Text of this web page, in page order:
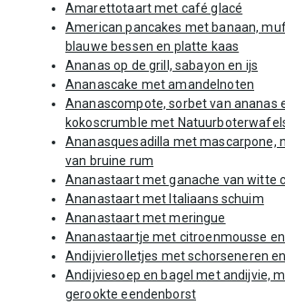
Amarettotaart met café glacé
American pancakes met banaan,
blauwe bessen en platte kaas
Ananas op de grill, sabayon en ijs
Ananascake met amandelnoten
Ananascompote, sorbet van ananas
kokoscrumble met
Ananasquesadilla met mascarpone,
van bruine rum
Ananastaart met ganache van witte
Ananastaart met Italiaans schuim
Ananastaart met meringue
Ananastaartje met citroenmousse
Andijvierolletjes met schorseneren
Andijviesoep en bagel met andijvie,
gerookte eendenborst